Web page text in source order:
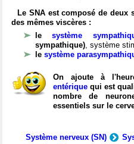
Le SNA est composé de deux
des mêmes viscères :
lesystème
sympathique), système
le système
On ajoute à
entérique qui est
nombre de
essentiels sur le
Système nerveux (SN)